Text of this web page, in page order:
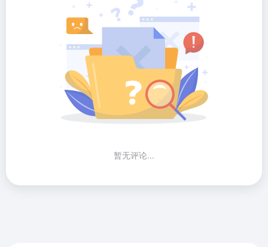
暂无评论...